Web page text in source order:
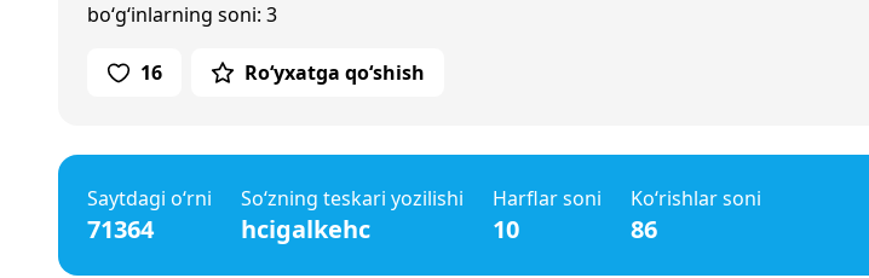
bo‘g‘inlarning soni: 3
16 Ro‘yxatga qo‘shish
Saytdagi o‘rni
71364
So‘zning teskari yozilishi
hcigalkehc
Harflar soni
10
Ko‘rishlar soni
86